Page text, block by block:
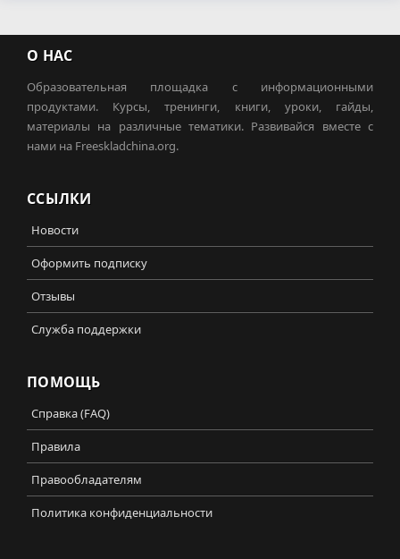
О НАС
Образовательная площадка с информационными
продуктами. Курсы, тренинги, книги, уроки, гайды,
материалы на различные тематики. Развивайся вместе с
нами на Freeskladchina.org.
ССЫЛКИ
Новости
Оформить подписку
Отзывы
Служба поддержки
ПОМОЩЬ
Справка (FAQ)
Правила
Правообладателям
Политика конфиденциальности